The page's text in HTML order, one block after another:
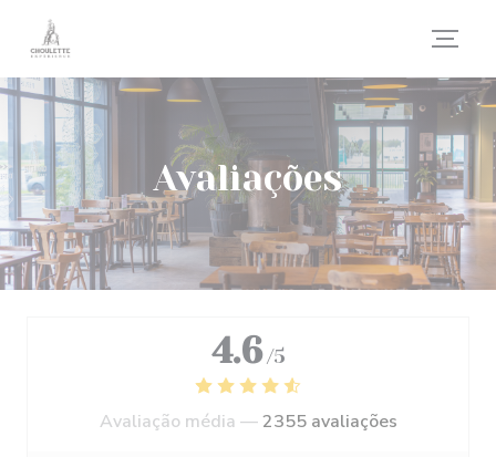
Painel de Gerenciamento de Cookies
Avaliações
4.6 /5
Avaliação média —2355 avaliações